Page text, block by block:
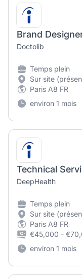
Brand
Doctolib
Temps plein
Sur site
Paris A8 FR
environ 1 mois
DeepHealth
Temps plein
Sur site
Paris A8 FR
€45,000 -
environ 1 mois